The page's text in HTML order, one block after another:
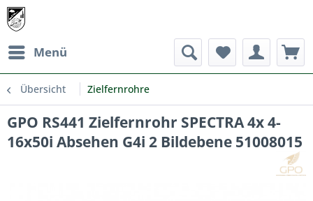
Menü
Übersicht Zielfernrohre
GPO RS441 Zielfernrohr SPECTRA 4x 4-
16x50i Absehen G4i 2 Bildebene 51008015